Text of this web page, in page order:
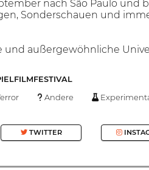
nach São Paulo
Sonderschauen und
und außergewöhnliche
Andere
TWITTER